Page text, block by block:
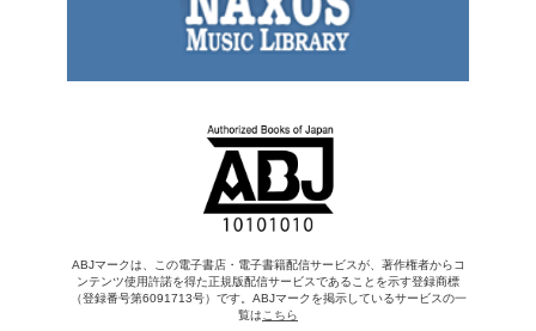
ABJマークは、この電子書店・電子書籍配信サービスが、著作権者からコ
ンテンツ使用許諾を得た正規版配信サービスであることを示す登録商標
（登録番号第6091713号）です。ABJマークを掲示しているサービスの一
覧はこちら